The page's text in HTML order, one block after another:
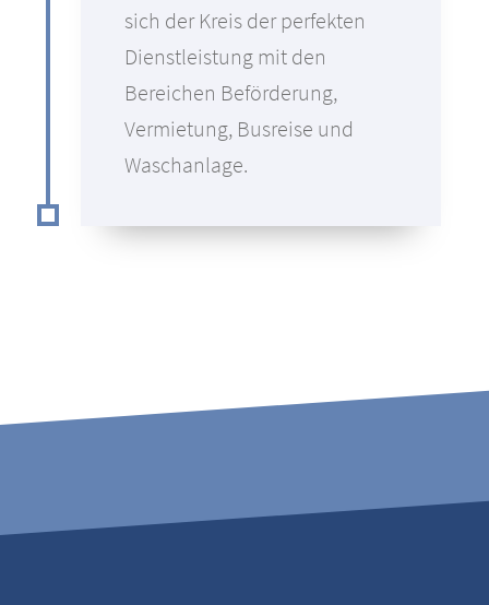
sich der Kreis der perfekten
Dienstleistung mit den
Bereichen Beförderung,
Vermietung, Busreise und
Waschanlage.